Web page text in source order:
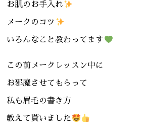
お肌のお手入れ
メークのコツ
いろんなこと教わってます
この前メークレッスン中に
お邪魔させてもらって
私も眉毛の書き方
教えて貰いました